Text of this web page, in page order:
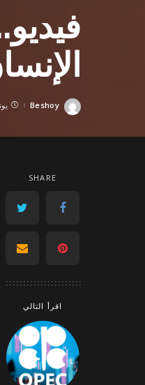
Posted
Beshoy
SHARE
اقرأ التالي